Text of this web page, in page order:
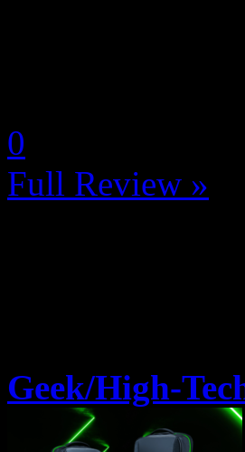
0
Full Review »
Geek/High-